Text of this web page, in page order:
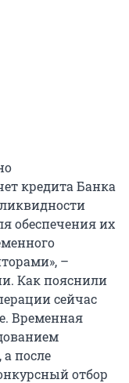
кредита Банка
обеспечения их
–
Как пояснили
сейчас
Временная
после
отбор